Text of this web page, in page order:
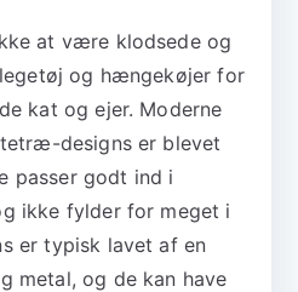
at være klodsede og
og hængekøjer for
kat og ejer. Moderne
designs er blevet
passer godt ind i
ikke fylder for meget i
er typisk lavet af en
metal, og de kan have